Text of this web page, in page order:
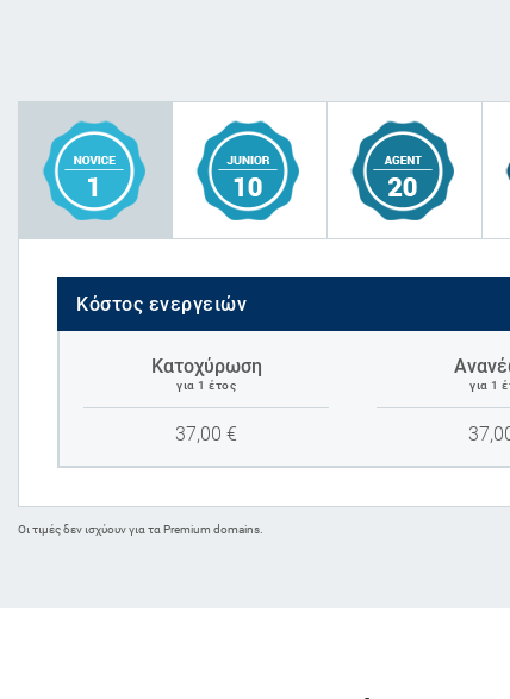
Κόστος ενεργειών
Κατοχύρωση
για 1 έτος για 1
37,00 €
Oι τιμές δεν ισχύουν για τα Premium domains.